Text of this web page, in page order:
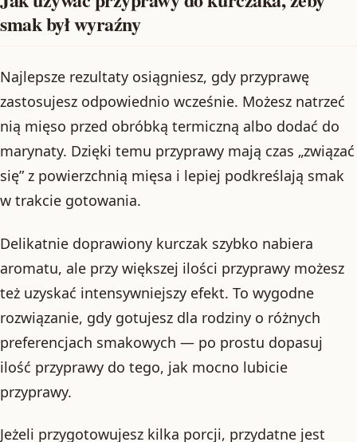
smak był wyraźny
Najlepsze rezultaty osiągniesz, gdy przyprawę
zastosujesz odpowiednio wcześnie. Możesz natrzeć
nią mięso przed obróbką termiczną albo dodać do
marynaty. Dzięki temu przyprawy mają czas „związać
się” z powierzchnią mięsa i lepiej podkreślają smak
w trakcie gotowania.
Delikatnie doprawiony kurczak szybko nabiera
aromatu, ale przy większej ilości przyprawy możesz
też uzyskać intensywniejszy efekt. To wygodne
rozwiązanie, gdy gotujesz dla rodziny o różnych
preferencjach smakowych — po prostu dopasuj
ilość przyprawy do tego, jak mocno lubicie
przyprawy.
Jeżeli przygotowujesz kilka porcji, przydatne jest